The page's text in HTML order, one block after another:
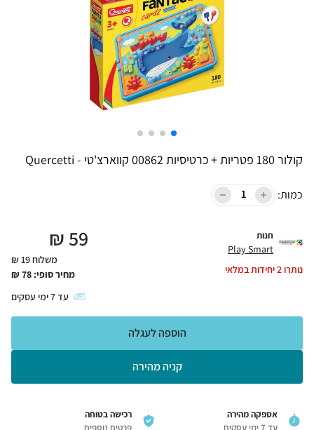
קולור 180 פטריות + כרטיסיות 00862 קווארצ'טי - Quercetti
כמות:
חנות
Play Smart
נותרו2יחידות במלאי
59
₪
משלוח 19 ₪
מחיר סופי: 78
₪
עד7ימי עסקים
קניה מהירה
הוספה לעגלה
אספקה מהירה
עד 7 ימי עסקים
רכישה בטוחה
פרטים נוספים